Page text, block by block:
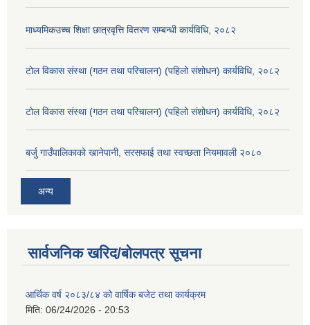
माध्यमिकउच्च शिक्षा छात्रवृत्ति वितरण सम्बन्धी कार्यविधि, २०८२
टोल विकास संस्था (गठन तथा परिचालन) (पहिलो संशोधन) कार्यविधि, २०८२
टोल विकास संस्था (गठन तथा परिचालन) (पहिलो संशोधन) कार्यविधि, २०८२
बर्जु गाउँपालिकाको खानेपानी, सरसफाई तथा स्वच्छता नियमावली २०८०
अन्य
सार्वजनिक खरिद/बोलपत्र सूचना
आर्थिक वर्ष २०८३/८४ को वार्षिक बजेट तथा कार्यक्रम
मिति: 06/24/2026 - 20:53